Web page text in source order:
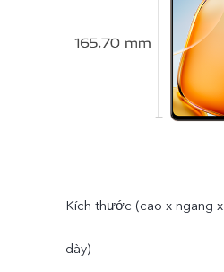
Kích thước (cao x ngang x
dày)